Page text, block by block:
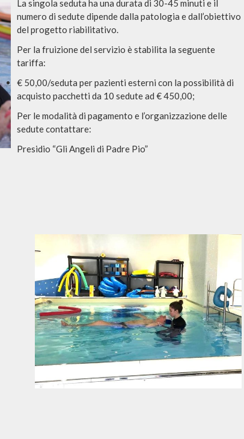
La singola seduta ha una durata di 30-45 minuti e il
numero di sedute dipende dalla patologia e dall’obiettivo
del progetto riabilitativo.
Per la fruizione del servizio è stabilita la seguente
tariffa:
€ 50,00/seduta per pazienti esterni con la possibilità di
acquisto pacchetti da 10 sedute ad € 450,00;
Per le modalità di pagamento e l’organizzazione delle
sedute contattare:
Presidio “Gli Angeli di Padre Pio”